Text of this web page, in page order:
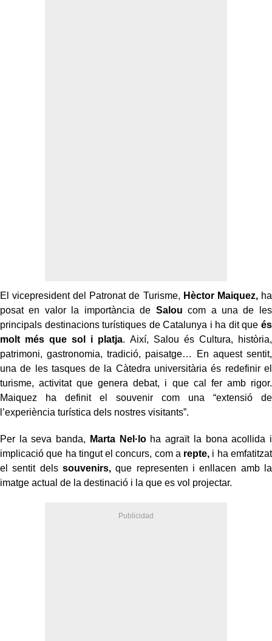
El vicepresident del Patronat de Turisme, Hèctor Maiquez,ha
posat en valor la importància de Salou com a una de les
principals destinacions turístiques de Catalunya i ha dit que és
molt més que sol i platja. Així, Salou és Cultura, història,
patrimoni, gastronomia, tradició, paisatge… En aquest sentit,
una de les tasques de la Càtedra universitària és redefinir el
turisme, activitat que genera debat, i que cal fer amb rigor.
Maiquez ha definit el souvenir com una “extensió de
l’experiència turística dels nostres visitants”.
Per la seva banda, Marta Nel·loha agraït la bona acollida i
implicació que ha tingut el concurs, com a repte, i ha emfatitzat
el sentit dels souvenirs,que representen i enllacen amb la
imatge actual de la destinació i la que es vol projectar.